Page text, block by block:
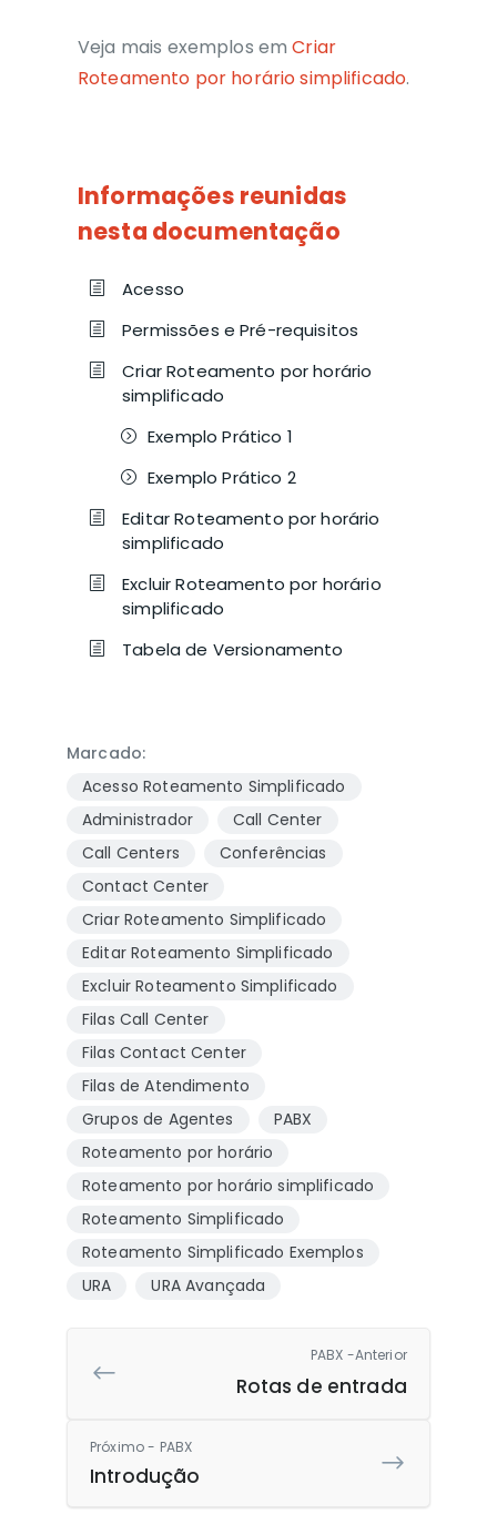
Veja mais exemplos emCriar
Roteamento por horário simplificado.
Informações reunidas
nesta documentação
Acesso
Permissões e Pré-requisitos
Criar Roteamento por horário
simplificado
Exemplo Prático 1
Exemplo Prático 2
Editar Roteamento por horário
simplificado
Excluir Roteamento por horário
simplificado
Tabela de Versionamento
Marcado:
Acesso Roteamento Simplificado
Administrador
Call Center
Call Centers
Conferências
Contact Center
Criar Roteamento Simplificado
Editar Roteamento Simplificado
Excluir Roteamento Simplificado
Filas Call Center
Filas Contact Center
Filas de Atendimento
Grupos de Agentes
PABX
Roteamento por horário
Roteamento por horário simplificado
Roteamento Simplificado
Roteamento Simplificado Exemplos
URA
URA Avançada
PABX -Anterior
Rotas de entrada
Próximo - PABX
Introdução